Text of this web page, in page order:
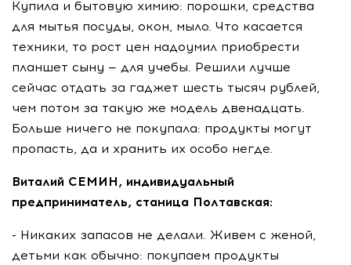
Купила и бытовую химию: порошки, средства
для мытья посуды, окон, мыло. Что касается
техники, то рост цен надоумил приобрести
планшет сыну — для учебы. Решили лучше
сейчас отдать за гаджет шесть тысяч рублей,
чем потом за такую же модель двенадцать.
Больше ничего не покупала: продукты могут
пропасть, да и хранить их особо негде.
Виталий СЕМИН, индивидуальный
предприниматель, станица Полтавская:
- Никаких запасов не делали. Живем с женой,
детьми как обычно: покупаем продукты